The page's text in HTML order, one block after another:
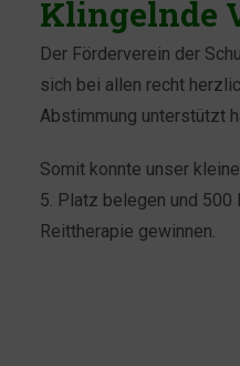
Klingelnde
Der Förderverein der
sich bei allen recht
Abstimmung unterstützt
Somit konnte unser
5. Platz belegen und 500
Reittherapie gewinnen.